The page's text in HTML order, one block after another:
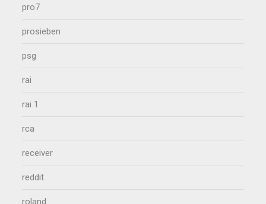
pro7
prosieben
psg
rai
rai 1
rca
receiver
reddit
roland